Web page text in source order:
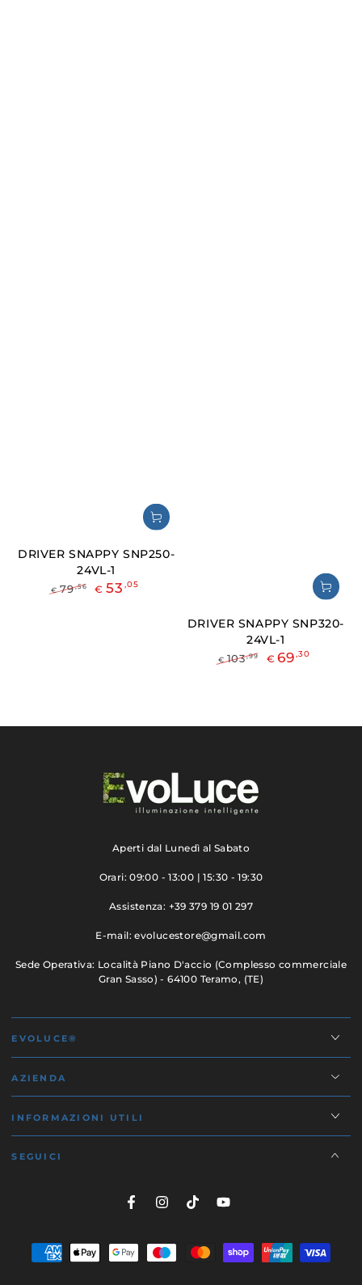
DRIVER SNAPPY SNP250-
24VL-1
€ 79,56 € 53 ,05
DRIVER SNAPPY SNP320-
24VL-1
€ 103,99 € 69,30
Aperti dal Lunedì al Sabato
Orari: 09:00 - 13:00 | 15:30 - 19:30
Assistenza: +39 379 19 01 297
E-mail: evolucestore@gmail.com
Sede Operativa: Località Piano D'accio (Complesso commerciale
Gran Sasso) - 64100 Teramo, (TE)
EVOLUCE®
AZIENDA
INFORMAZIONI UTILI
SEGUICI
FacebookInstagram
TikTokYouTube
Modalità